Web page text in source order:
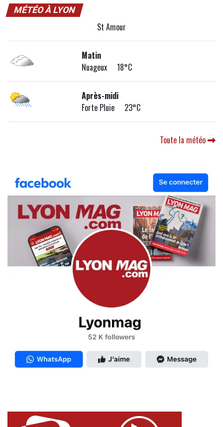
MÉTÉO À LYON
St Amour
Matin
Nuageux 18°C
Après-midi
Forte Pluie 23°C
Toute la météo